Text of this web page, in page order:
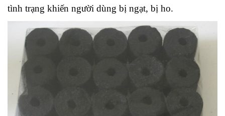
tình trạng khiến người dùng bị ngạt, bị ho.